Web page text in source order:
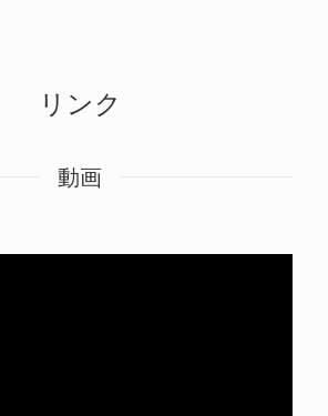
リンク
動画